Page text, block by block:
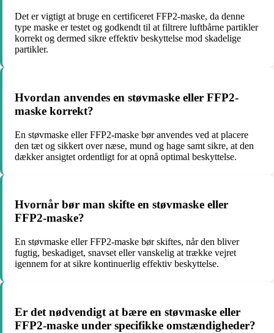
Det er vigtigt at bruge en certificeret FFP2-maske, da denne
type maske er testet og godkendt til at filtrere luftbårne partikler
korrekt og dermed sikre effektiv beskyttelse mod skadelige
partikler.
Hvordan anvendes en støvmaske eller FFP2-
maske korrekt?
En støvmaske eller FFP2-maske bør anvendes ved at placere
den tæt og sikkert over næse, mund og hage samt sikre, at den
dækker ansigtet ordentligt for at opnå optimal beskyttelse.
Hvornår bør man skifte en støvmaske eller
FFP2-maske?
En støvmaske eller FFP2-maske bør skiftes, når den bliver
fugtig, beskadiget, snavset eller vanskelig at trække vejret
igennem for at sikre kontinuerlig effektiv beskyttelse.
Er det nødvendigt at bære en støvmaske eller
FFP2-maske under specifikke omstændigheder?